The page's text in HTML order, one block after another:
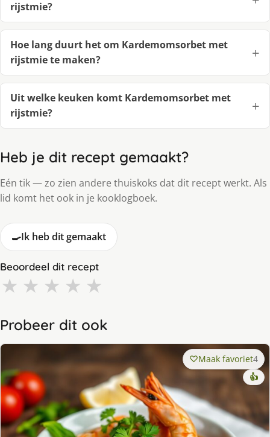
rijst­mie?
Hoe lang duurt het om Kar­de­moms­or­bet met
rijst­mie te maken?
Uit welke keuken komt Kar­de­moms­or­bet met
rijst­mie?
Heb je dit recept gemaakt?
Eén tik — zo zien andere thuiskoks dat dit recept werkt. Als
lid komt het ook in je kooklogboek.
🍳Ik heb dit gemaakt
Beoordeel dit recept
★ ★ ★ ★ ★
Probeer dit ook
Maak favoriet4
👍